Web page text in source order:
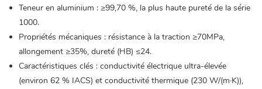
Teneur en aluminium : ≥99,70 %, la plus haute pureté de la série
1000.
Propriétés mécaniques : résistance à la traction ≥70MPa,
allongement ≥35%, dureté (HB) ≤24.
Caractéristiques clés : conductivité électrique ultra-élevée
(environ 62 % IACS) et conductivité thermique (230 W/(m·K)),